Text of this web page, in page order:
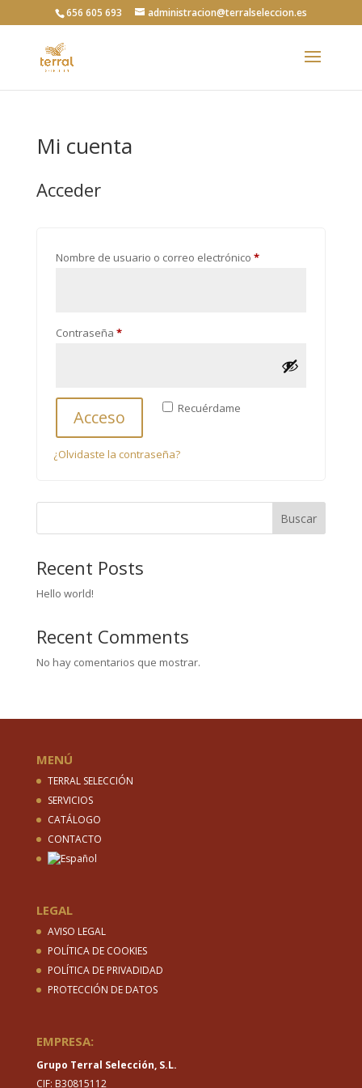
656 605 693 administracion@terralseleccion.es
Mi cuenta
Acceder
Nombre de usuario o correo electrónico *Obligatorio
Contraseña *Obligatorio
Recuérdame
Acceso
¿Olvidaste la contraseña?
Buscar
Recent Posts
Hello world!
Recent Comments
No hay comentarios que mostrar.
MENÚ
TERRAL SELECCIÓN
SERVICIOS
CATÁLOGO
CONTACTO
LEGAL
AVISO LEGAL
POLÍTICA DE COOKIES
POLÍTICA DE PRIVADIDAD
PROTECCIÓN DE DATOS
EMPRESA:
Grupo Terral Selección, S.L.
CIF: B30815112